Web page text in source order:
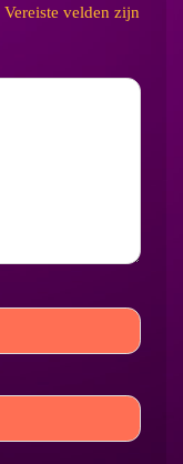
Vereiste velden zijn